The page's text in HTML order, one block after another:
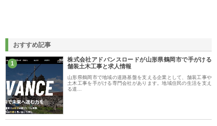
おすすめ記事
1
株式会社アドバンスロードが山形県鶴岡市で手がける
舗装土木工事と求人情報
山形県鶴岡市で地域の道路基盤を支える企業として、舗装工事や
土木工事を手がける専門会社があります。地域住民の生活を支え
る道…